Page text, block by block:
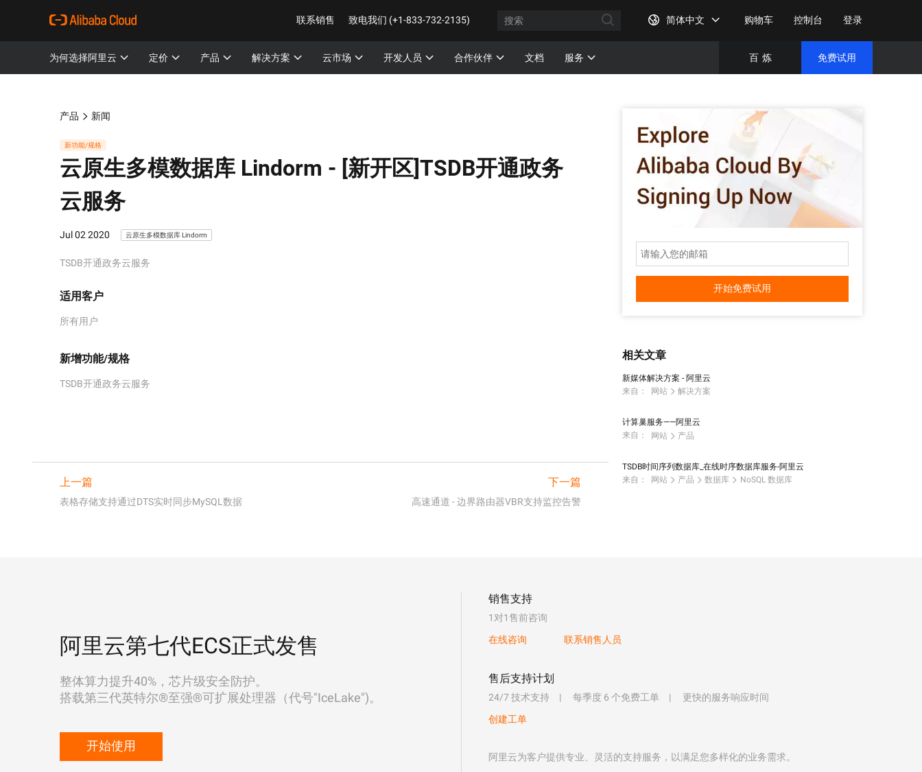
联系销售 致电我们 (+1-833-732-2135) 简体中文 购物车 控制台 登录
为何选择阿里云 定价 产品 解决方案 云市场 开发人员 合作伙伴 文档 服务 百 炼 免费试用
产品 新闻
新功能/规格
云原生多模数据库 Lindorm - [新开区]TSDB开通政务
云服务
Jul 02 2020 云原生多模数据库 Lindorm
TSDB开通政务云服务
适用客户
所有用户
新增功能/规格
TSDB开通政务云服务
上一篇
表格存储支持通过DTS实时同步MySQL数据
下一篇
高速通道 - 边界路由器VBR支持监控告警
开始免费试用
相关文章
新媒体解决方案 - 阿里云
来自：
网站 解决方案
计算巢服务——阿里云
来自：
网站 产品
TSDB时间序列数据库_在线时序数据库服务-阿里云
来自：
网站 产品 数据库 NoSQL 数据库
阿里云第七代ECS正式发售
整体算力提升40%，芯片级安全防护。
搭载第三代英特尔®至强®可扩展处理器（代号"IceLake")。
开始使用
销售支持
1对1售前咨询
在线咨询
联系销售人员
售后支持计划
24/7 技术支持 每季度 6 个免费工单
更快的服务响应时间
创建工单
阿里云为客户提供专业、灵活的支持服务，以满足您多样化的业务需求。